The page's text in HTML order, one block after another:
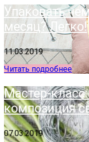
Упаковать
месяц? Легко!
11.03.2019
Читать подробнее
Мастер-
композиция
07.03.2019